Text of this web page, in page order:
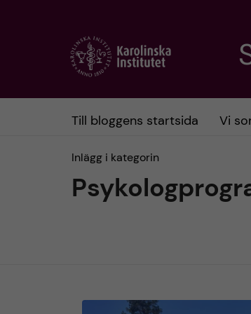
Till bloggens startsida Vi
Inlägg i kategorin